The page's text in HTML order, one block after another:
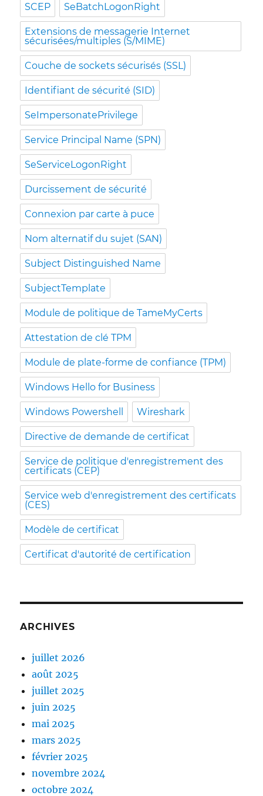
SCEP SeBatchLogonRight
Extensions de messagerie Internet
sécurisées/multiples (S/MIME)
Couche de sockets sécurisés (SSL)
Identifiant de sécurité (SID)
SeImpersonatePrivilege
Service Principal Name (SPN)
SeServiceLogonRight
Durcissement de sécurité
Connexion par carte à puce
Nom alternatif du sujet (SAN)
Subject Distinguished Name
SubjectTemplate
Module de politique de TameMyCerts
Attestation de clé TPM
Module de plate-forme de confiance (TPM)
Windows Hello for Business
Windows Powershell Wireshark
Directive de demande de certificat
Service de politique d'enregistrement des
certificats (CEP)
Service web d'enregistrement des certificats
(CES)
Modèle de certificat
Certificat d'autorité de certification
ARCHIVES
juillet 2026
août 2025
juillet 2025
juin 2025
mai 2025
mars 2025
février 2025
novembre 2024
octobre 2024